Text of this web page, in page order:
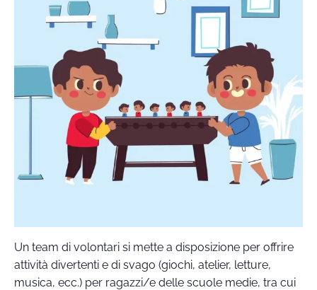
Un team di volontari si mette a disposizione per offrire
attività divertenti e di svago (giochi, atelier, letture,
musica, ecc.) per ragazzi/e delle scuole medie, tra cui